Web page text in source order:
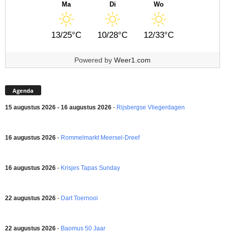
Ma
13/25°C
Di
10/28°C
Wo
12/33°C
Powered by Weer1.com
Agenda
15 augustus 2026 - 16 augustus 2026 - Rijsbergse Vliegerdagen
16 augustus 2026 - Rommelmarkt Meersel-Dreef
16 augustus 2026 - Krisjes Tapas Sunday
22 augustus 2026 - Dart Toernooi
22 augustus 2026 - Baomus 50 Jaar